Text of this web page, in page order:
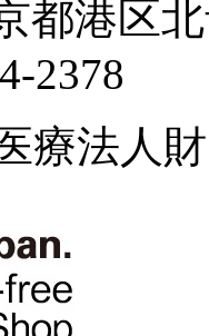
都港区
2378
療法人